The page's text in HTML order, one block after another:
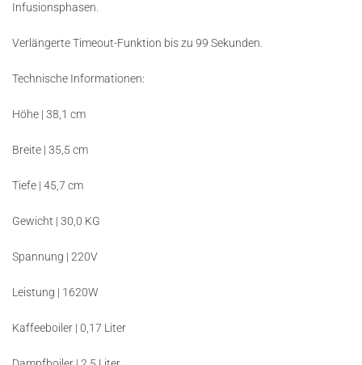
Infusionsphasen.
Verlängerte Timeout-Funktion bis zu 99 Sekunden.
Technische Informationen:
Höhe | 38,1 cm
Breite | 35,5 cm
Tiefe | 45,7 cm
Gewicht | 30,0 KG
Spannung | 220V
Leistung | 1620W
Kaffeeboiler | 0,17 Liter